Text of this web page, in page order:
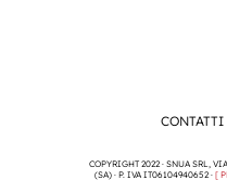
CONTATTI
COPYRIGHT 2022 · SNUA SRL,
(SA) · P. IVA IT06104940652 · [